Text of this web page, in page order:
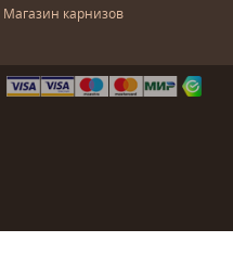
Магазин карнизов